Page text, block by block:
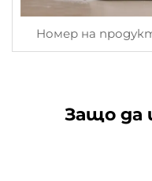
Номер на
Защо да